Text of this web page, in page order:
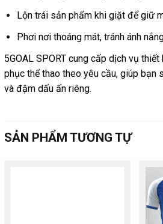
Lộn trái sản phẩm khi giặt để giữ
Phơi nơi thoáng mát, tránh ánh
5GOAL SPORT cung cấp dịch vụ thiết
phục thể thao theo yêu cầu, giúp
và đậm dấu ấn riêng.
SẢN PHẨM TƯƠNG TỰ